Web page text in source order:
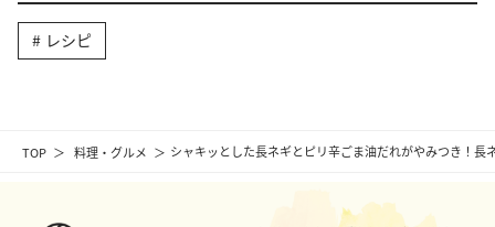
TOP 料理・グルメ シャキッとした長ネギとピリ辛ごま油だれがやみつき！
レシピ